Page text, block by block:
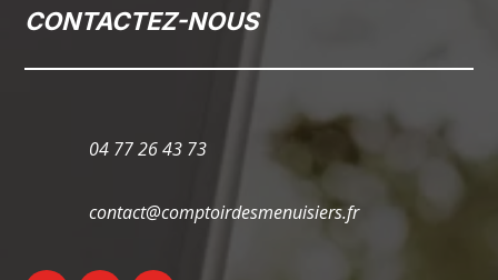
CONTACTEZ-NOUS
04 77 26 43 73
contact@comptoirdesmenuisiers.fr